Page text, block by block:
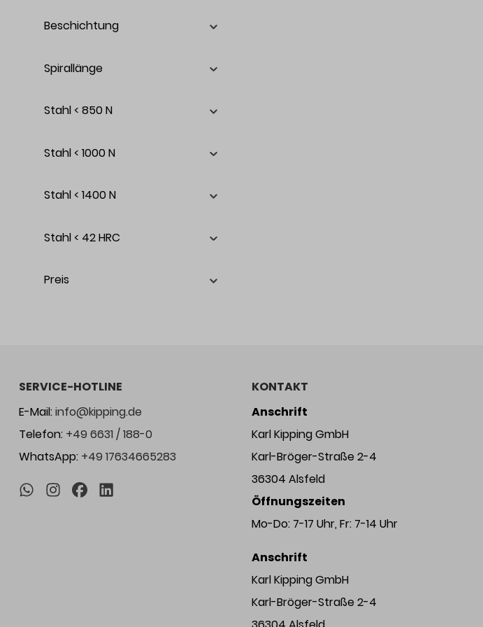
Beschichtung
Spirallänge
Stahl < 850 N
Stahl < 1000 N
Stahl < 1400 N
Stahl < 42 HRC
Preis
SERVICE-HOTLINE
E-Mail:info@kipping.de
Telefon: +49 6631 / 188-0
WhatsApp: +49 17634665283
KONTAKT
Anschrift
Karl Kipping GmbH
Karl-Bröger-Straße 2-4
36304 Alsfeld
Öffnungszeiten
Mo-Do: 7-17 Uhr, Fr: 7-14 Uhr
Anschrift
Karl Kipping GmbH
Karl-Bröger-Straße 2-4